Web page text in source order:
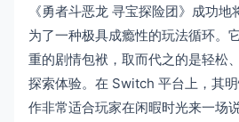
《勇者斗恶龙 寻宝探险团》成功地
为了一种极具成瘾性的玩法循环。
重的剧情包袱，取而代之的是轻松
探索体验。在 Switch 平台上，其
作非常适合玩家在闲暇时光来一场